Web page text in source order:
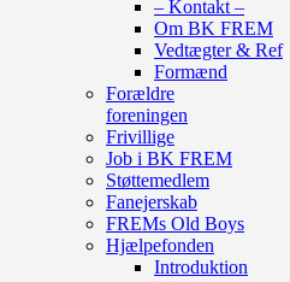
– Kontakt –
Om BK FREM
Vedtægter & Ref
Formænd
Forældre
foreningen
Frivillige
Job i BK FREM
Støttemedlem
Fanejerskab
FREMs Old Boys
Hjælpefonden
Introduktion